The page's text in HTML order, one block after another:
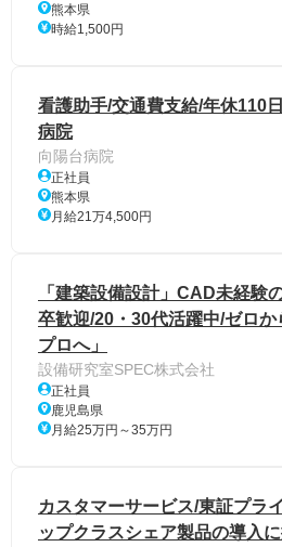
熊本県
時給1,500円
看護助手/交通費支給/年休110
病院
向陽台病院
正社員
熊本県
月給21万4,500円
「建築設備設計」CAD未経験
卒歓迎/20・30代活躍中/ゼロか
プロへ」
設備研究室SPEC株式会社
正社員
鹿児島県
月給25万円～35万円
カスタマーサービス/東証プラ
ップクラスシェア製品の導入